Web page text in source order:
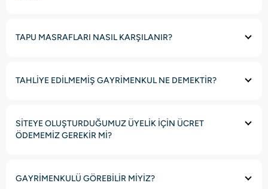
TAPU MASRAFLARI NASIL KARŞILANIR?
TAHLİYE EDİLMEMİŞ GAYRİMENKUL NE DEMEKTİR?
SİTEYE OLUŞTURDUĞUMUZ ÜYELİK İÇİN ÜCRET
ÖDEMEMİZ GEREKİR Mİ?
GAYRİMENKULÜ GÖREBİLİR MİYİZ?